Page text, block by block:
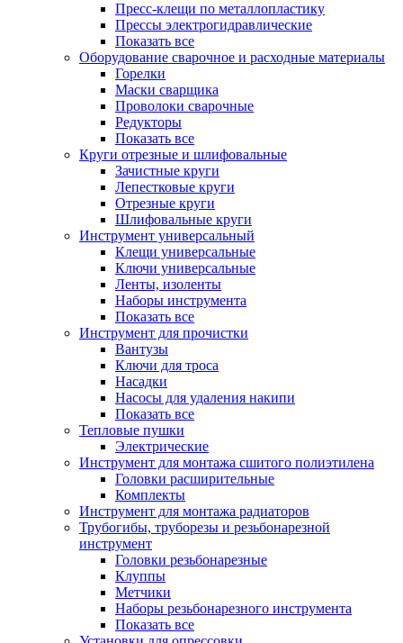
Пресс-клещи по металлопластику
Прессы электрогидравлические
Показать все
Оборудование сварочное и расходные материалы
Горелки
Маски сварщика
Проволоки сварочные
Редукторы
Показать все
Круги отрезные и шлифовальные
Зачистные круги
Лепестковые круги
Отрезные круги
Шлифовальные круги
Инструмент универсальный
Клещи универсальные
Ключи универсальные
Ленты, изоленты
Наборы инструмента
Показать все
Инструмент для прочистки
Вантузы
Ключи для троса
Насадки
Насосы для удаления накипи
Показать все
Тепловые пушки
Электрические
Инструмент для монтажа сшитого полиэтилена
Головки расширительные
Комплекты
Инструмент для монтажа радиаторов
Трубогибы, труборезы и резьбонарезной
инструмент
Головки резьбонарезные
Клуппы
Метчики
Наборы резьбонарезного инструмента
Показать все